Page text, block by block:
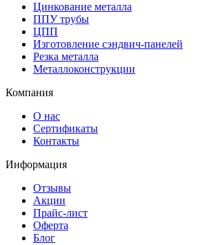
Цинкование металла
ППУ трубы
ЦПП
Изготовление сэндвич-панелей
Резка металла
Металлоконструкции
Компания
О нас
Сертификаты
Контакты
Информация
Отзывы
Акции
Прайс-лист
Оферта
Блог